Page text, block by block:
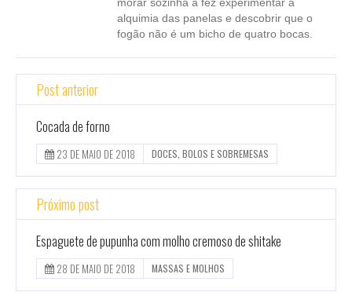
alquimia das panelas e descobrir que o
fogão não é um bicho de quatro bocas.
Post anterior
Cocada de forno
23 DE MAIO DE 2018 DOCES, BOLOS E SOBREMESAS
Próximo post
Espaguete de pupunha com molho cremoso de shitake
28 DE MAIO DE 2018 MASSAS E MOLHOS